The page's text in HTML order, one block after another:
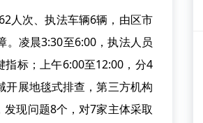
人次、执法车辆6辆，由区市
。凌晨3:30至6:00，执法人员
指标；上午6:00至12:00，分4
展地毯式排查，第三方机构
现问题8个，对7家主体采取